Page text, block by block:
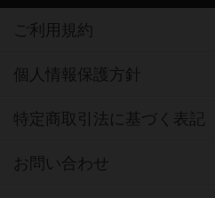
ご利用規約
個人情報保護方針
特定商取引法に基づく表記
お問い合わせ